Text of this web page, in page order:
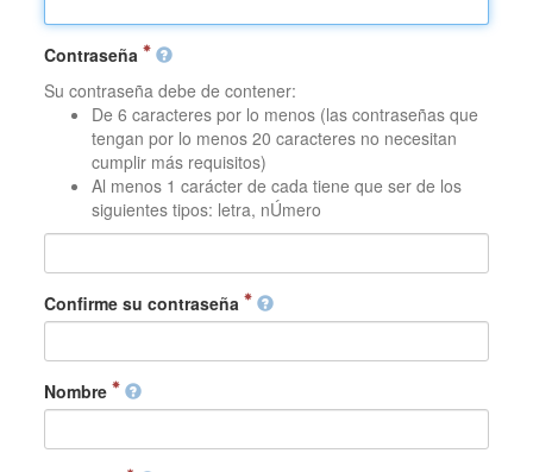
Contraseña
Su contraseña debe de contener:
De 6 caracteres por lo menos (las contraseñas que
tengan por lo menos 20 caracteres no necesitan
cumplir más requisitos)
Al menos 1 carácter de cada tiene que ser de los
siguientes tipos: letra, nÚmero
Confirme su contraseña
Nombre